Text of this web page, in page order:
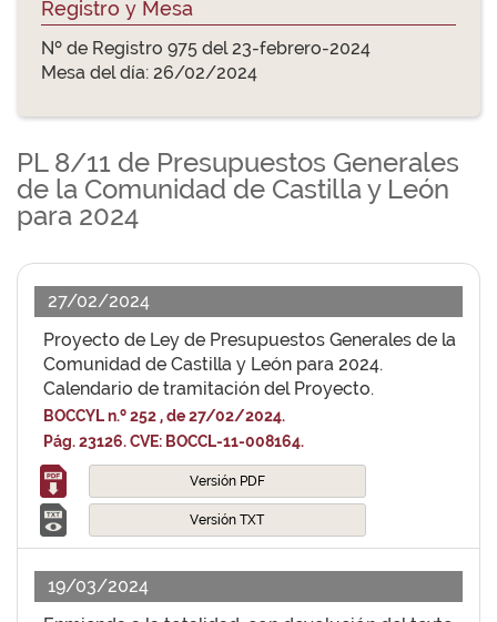
Registro y Mesa
Nº de Registro 975 del 23-febrero-2024
Mesa del día: 26/02/2024
PL 8/11 de Presupuestos Generales
de la Comunidad de Castilla y León
para 2024
27/02/2024
Proyecto de Ley de Presupuestos Generales de la
Comunidad de Castilla y León para 2024.
Calendario de tramitación del Proyecto.
BOCCYL n.º 252 , de 27/02/2024.
Pág. 23126. CVE: BOCCL-11-008164.
Versión PDF
Versión TXT
19/03/2024